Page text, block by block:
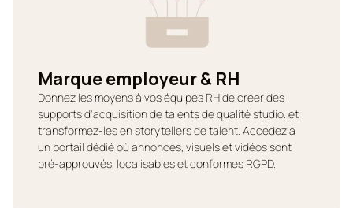
Marque employeur & RH
Donnez les moyens à vos équipes RH de créer des
supports d'acquisition de talents de qualité studio. et
transformez-les en storytellers de talent. Accédez à
un portail dédié où annonces, visuels et vidéos sont
pré-approuvés, localisables et conformes RGPD.